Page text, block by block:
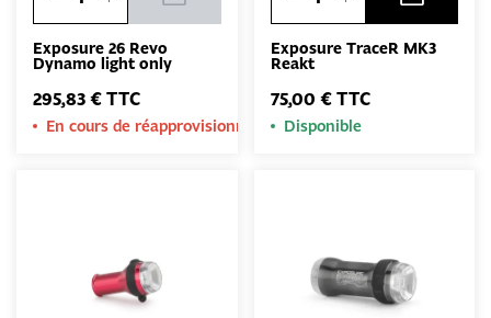
Exposure 26 Revo
Dynamo light only
295,83 € TTC
En cours de réapprovisionnement
Exposure TraceR MK3
Reakt
75,00 € TTC
Disponible